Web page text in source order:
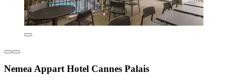
Nemea Appart Hotel Cannes Palais